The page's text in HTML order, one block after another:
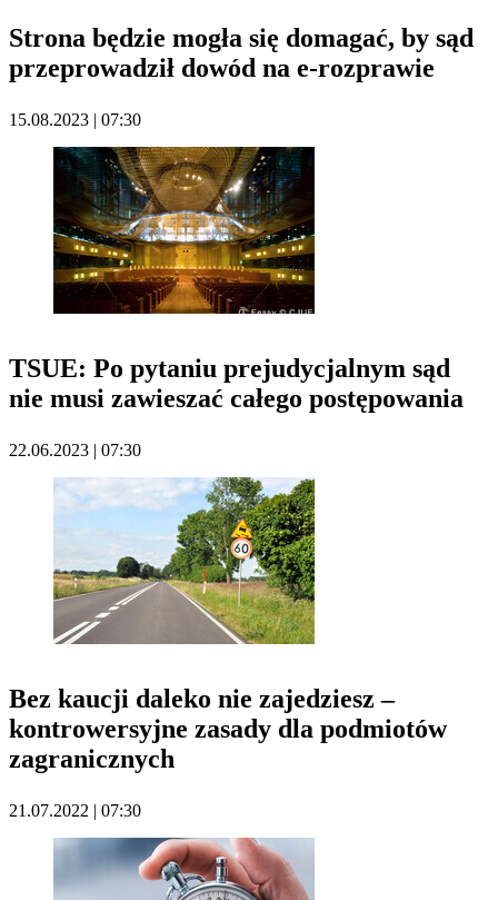
Strona będzie mogła się domagać, by sąd
przeprowadził dowód na e-rozprawie
15.08.2023 | 07:30
TSUE: Po pytaniu prejudycjalnym sąd
nie musi zawieszać całego postępowania
22.06.2023 | 07:30
Bez kaucji daleko nie zajedziesz –
kontrowersyjne zasady dla podmiotów
zagranicznych
21.07.2022 | 07:30